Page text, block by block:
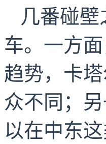
几番碰
车。一方
趋势，卡
众不同；
以在中东